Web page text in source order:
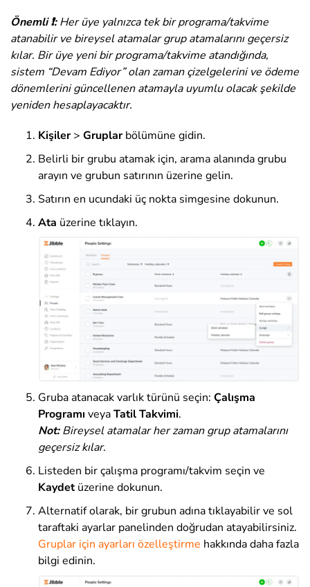
Önemli ❗: Her üye yalnızca tek bir programa/takvime
atanabilir ve bireysel atamalar grup atamalarını geçersiz
kılar. Bir üye yeni bir programa/takvime atandığında,
sistem “Devam Ediyor” olan zaman çizelgelerini ve ödeme
dönemlerini güncellenen atamayla uyumlu olacak şekilde
yeniden hesaplayacaktır.
Kişiler> Gruplarbölümüne gidin.
Belirli bir grubu atamak için, arama alanında grubu
arayın ve grubun satırının üzerine gelin.
Satırın en ucundaki üç nokta simgesine dokunun.
Ata üzerine tıklayın.
Gruba atanacak varlık türünü seçin: Çalışma
Programı veyaTatil Takvimi.
Not:Bireysel atamalar her zaman grup atamalarını
geçersiz kılar.
Listeden bir çalışma programı/takvim seçin ve
Kaydetüzerine dokunun.
Alternatif olarak, bir grubun adına tıklayabilir ve sol
taraftaki ayarlar panelinden doğrudan atayabilirsiniz.
Gruplar için ayarları özelleştirme hakkında daha fazla
bilgi edinin.